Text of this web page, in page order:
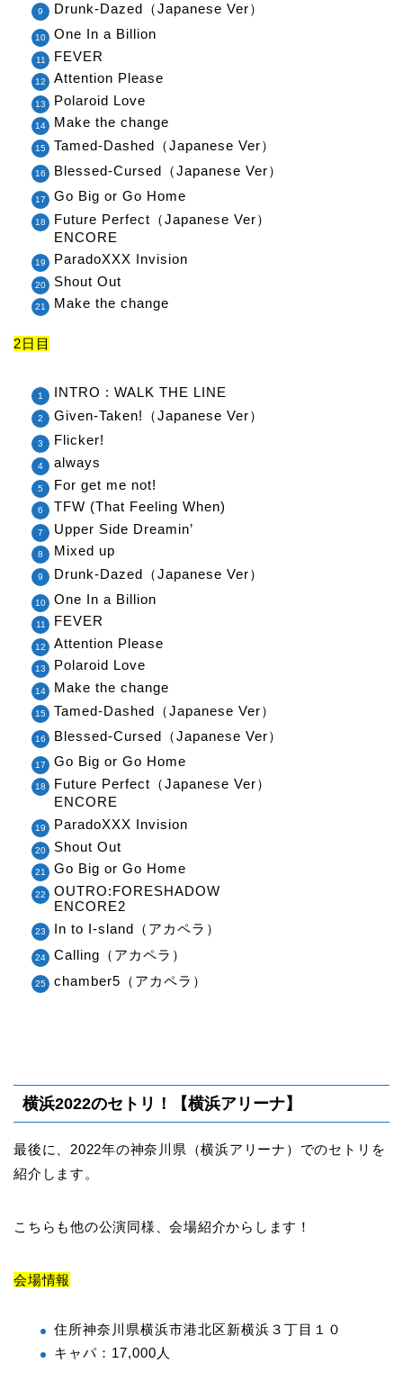
Drunk-Dazed（Japanese Ver）
One In a Billion
FEVER
Attention Please
Polaroid Love
Make the change
Tamed-Dashed（Japanese Ver）
Blessed-Cursed（Japanese Ver）
Go Big or Go Home
Future Perfect（Japanese Ver）
ENCORE
ParadoXXX Invision
Shout Out
Make the change
2日目
INTRO : WALK THE LINE
Given-Taken!（Japanese Ver）
Flicker!
always
For get me not!
TFW (That Feeling When)
Upper Side Dreamin’
Mixed up
Drunk-Dazed（Japanese Ver）
One In a Billion
FEVER
Attention Please
Polaroid Love
Make the change
Tamed-Dashed（Japanese Ver）
Blessed-Cursed（Japanese Ver）
Go Big or Go Home
Future Perfect（Japanese Ver）
ENCORE
ParadoXXX Invision
Shout Out
Go Big or Go Home
OUTRO:FORESHADOW
ENCORE2
In to I-sland（アカペラ）
Calling（アカペラ）
chamber5（アカペラ）
横浜2022のセトリ！【横浜アリーナ】
最後に、2022年の神奈川県（横浜アリーナ）でのセトリを
紹介します。
こちらも他の公演同様、会場紹介からします！
会場情報
住所神奈川県横浜市港北区新横浜３丁目１０
キャパ：17,000人